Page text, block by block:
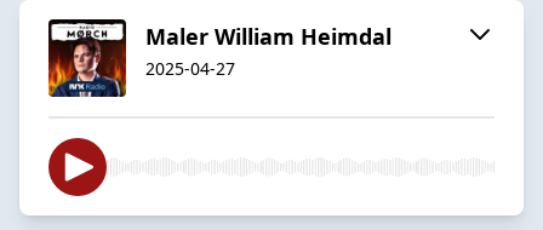
Maler William Heimdal
2025-04-27